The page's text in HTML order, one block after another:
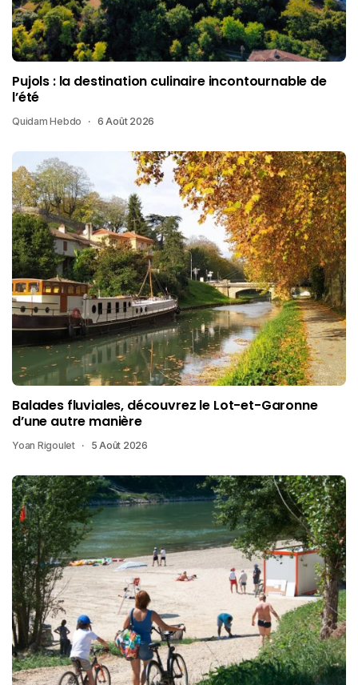
Pujols : la destination culinaire incontournable de
l’été
Quidam Hebdo 6 Août 2026
Balades fluviales, découvrez le Lot-et-Garonne
d’une autre manière
Yoan Rigoulet 5 Août 2026